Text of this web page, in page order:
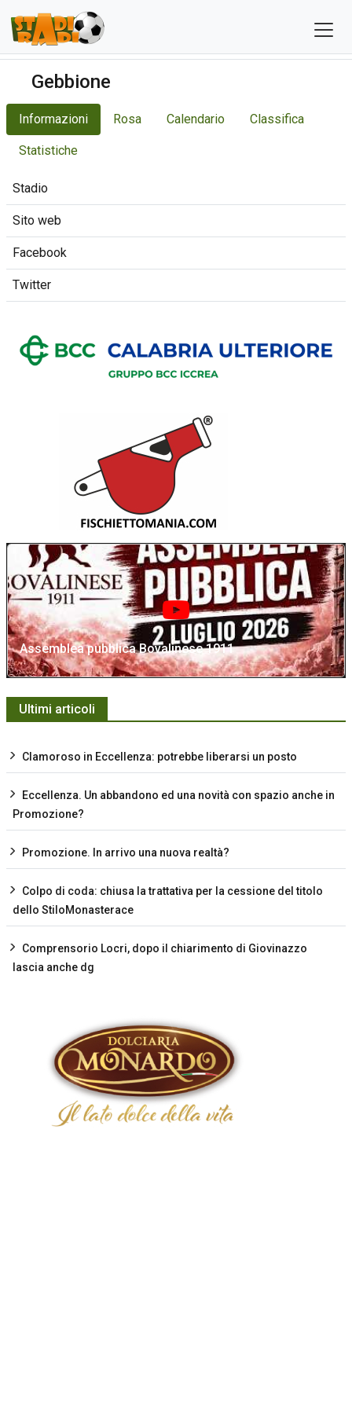
Gebbione
Informazioni Rosa Calendario Classifica
Statistiche
Stadio
Sito web
Facebook
Twitter
Assemblea pubblica Bovalinese 1911
Ultimi articoli
Clamoroso in Eccellenza: potrebbe liberarsi un posto
Eccellenza. Un abbandono ed una novità con spazio anche in
Promozione?
Promozione. In arrivo una nuova realtà?
Colpo di coda: chiusa la trattativa per la cessione del titolo
dello StiloMonasterace
Comprensorio Locri, dopo il chiarimento di Giovinazzo
lascia anche dg